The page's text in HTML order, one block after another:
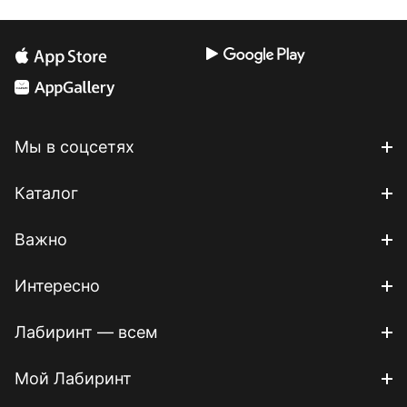
Мы в соцсетях
Каталог
Важно
Интересно
Лабиринт — всем
Мой Лабиринт